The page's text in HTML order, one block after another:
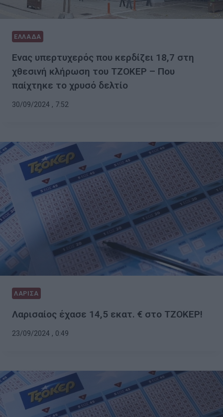
ΕΛΛΑΔΑ
Ενας υπερτυχερός που κερδίζει 18,7 στη
χθεσινή κλήρωση του ΤΖΟΚΕΡ – Που
παίχτηκε το χρυσό δελτίο
30/09/2024 , 7:52
ΛΑΡΙΣΑ
Λαρισαίος έχασε 14,5 εκατ. € στο ΤΖΟΚΕΡ!
23/09/2024 , 0:49